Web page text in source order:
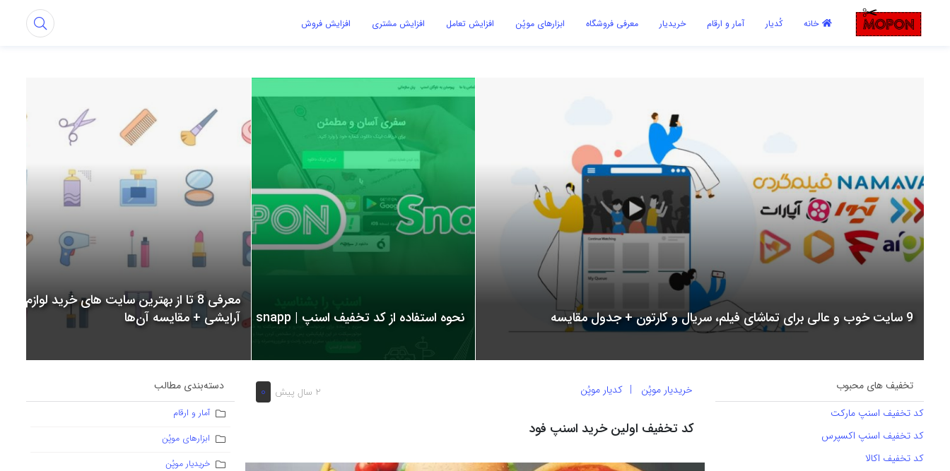
خانه کُدیار آمار و ارقام خریدیار معرفی فروشگاه ابزارهای موپُن افزایش تعامل افزایش مشتری افزایش فروش اشتراک گذاری
9 سایت خوب و عالی برای تماشای فیلم، سریال و کارتون + جدول مقایسه نحوه استفاده از کد تخفیف اسنپ | snapp
معرفی 8 تا از بهترین سایت های خرید لوازم
آرایشی + مقایسه آن‌ها
تخفیف های محبوب
کد تخفیف اسنپ مارکت
کد تخفیف اسنپ اکسپرس
کد تخفیف اکالا
2 سال پیش 0 خریدیار موپُن کدیار موپُن
کد تخفیف اولین خرید اسنپ فود
دسته‌بندی مطالب
آمار و ارقام
ابزارهای موپُن
خریدیار موپُن